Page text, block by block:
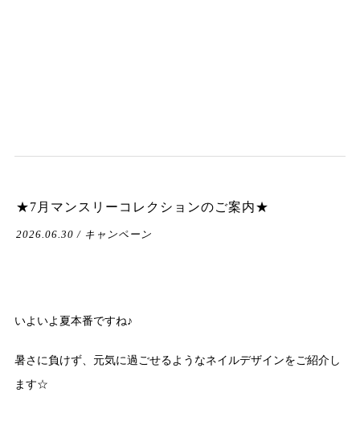
★7月マンスリーコレクションのご案内★
2026.06.30 / キャンペーン
いよいよ夏本番ですね♪
暑さに負けず、元気に過ごせるようなネイルデザインをご紹介し
ます☆